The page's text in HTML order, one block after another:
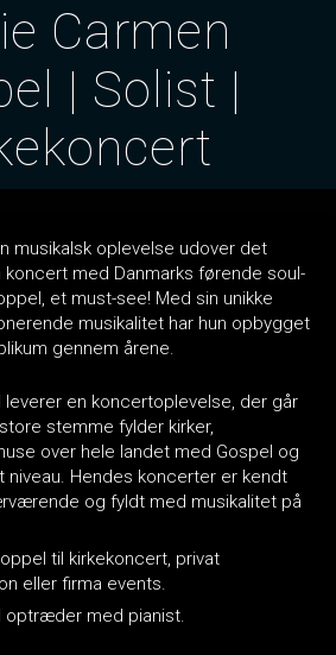
Carmen
| Solist |
musikalsk oplevelse udover det
med Danmarks førende soul-
et must-see! Med sin unikke
musikalitet har hun opbygget
gennem årene.
leverer en koncertoplevelse, der går
stemme fylder kirker,
over hele landet med Gospel og
niveau. Hendes koncerter er kendt
og fyldt med musikalitet på
til kirkekoncert, privat
eller firma events.
optræder med pianist.